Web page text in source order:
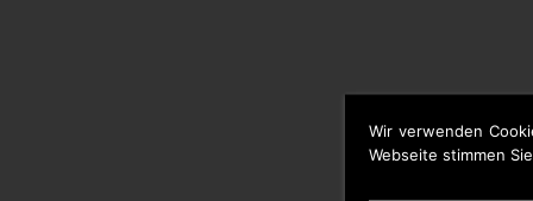
Wir verwenden
Webseite stimmen